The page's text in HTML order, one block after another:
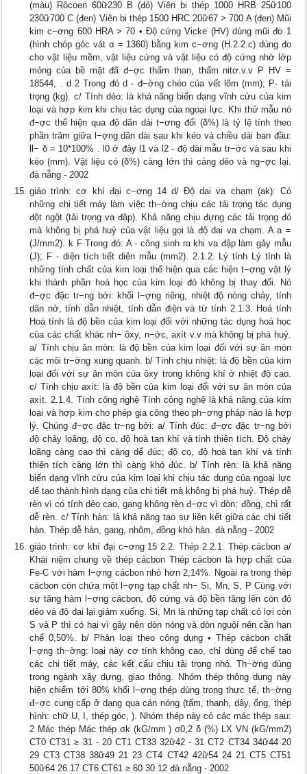
(màu) Rôcoen 60ữ230 B (đỏ) Viên bi thép 1000 HRB 25ữ100
230ữ700 C (đen) Viên bi thép 1500 HRC 20ữ67 > 700 A (đen) Mũi
kim c−ơng 600 HRA > 70 • Độ cứng Vicke (HV) dùng mũi đo 1
(hình chóp góc vát α = 1360) bằng kim c−ơng (H.2.2.c) dùng đo
cho vật liệu mềm, vật liệu cứng và vật liệu có độ cứng nhờ lớp
mỏng của bề mặt đã đ−ợc thấm than, thấm nitơ.v.v P HV =
18544, . d 2 Trong đó d - đ−ờng chéo của vết lõm (mm); P- tải
trọng (kg). c/ Tính dẻo: là khả năng biến dạng vĩnh cửu của kim
loại và hợp kim khi chịu tác dụng của ngoại lực. Khi thử mẫu nó
đ−ợc thể hiện qua độ dãn dài t−ơng đối (δ%) là tỷ lệ tính theo
phần trăm giữa l−ợng dãn dài sau khi kéo và chiều dài ban đầu:
ll− δ = 10*100% . l0 ở đây l1 và l2 - độ dài mẫu tr−ớc và sau khi
kéo (mm). Vật liệu có (δ%) càng lớn thì càng dẻo và ng−ợc lại.
đà nẵng - 2002
giáo trình: cơ khí đại c−ơng 14 d/ Độ dai va chạm (ak): Có
những chi tiết máy làm việc th−ờng chịu các tải trọng tác dụng
đột ngột (tải trọng va đập). Khả năng chịu đựng các tải trọng đó
mà không bị phá huỷ của vật liệu gọi là độ dai va chạm. A a =
(J/mm2). k F Trong đó: A - công sinh ra khi va đập làm gảy mẫu
(J); F - diện tích tiết diện mẫu (mm2). 2.1.2. Lý tính Lý tính là
những tính chất của kim loại thể hiện qua các hiện t−ợng vật lý
khi thành phần hoá học của kim loại đó không bị thay đổi. Nó
đ−ợc đặc tr−ng bởi: khối l−ợng riêng, nhiệt độ nóng chảy, tính
dãn nở, tính dẫn nhiệt, tính dẫn điện và từ tính 2.1.3. Hoá tính
Hoá tính là độ bền của kim loại đối với những tác dụng hoá học
của các chất khác nh− ôxy, n−ớc, axít v.v mà không bị phá huỷ.
a/ Tính chịu ăn mòn: là độ bền của kim loại đối với sự ăn mòn
các môi tr−ờng xung quanh. b/ Tính chịu nhiệt: là độ bền của kim
loại đối với sự ăn mòn của ôxy trong không khí ở nhiệt độ cao.
c/ Tính chịu axít: là độ bền của kim loại đối với sự ăn mòn của
axít. 2.1.4. Tính công nghệ Tính công nghệ là khả năng của kim
loại và hợp kim cho phép gia công theo ph−ơng pháp nào là hợp
lý. Chúng đ−ợc đặc tr−ng bởi: a/ Tính đúc: đ−ợc đặc tr−ng bởi
độ chảy loãng, độ co, độ hoà tan khí và tính thiên tích. Độ chảy
loãng càng cao thì càng dể đúc; độ co, độ hoà tan khí và tính
thiên tích càng lớn thì càng khó đúc. b/ Tính rèn: là khả năng
biến dạng vĩnh cửu của kim loại khi chịu tác dụng của ngoại lực
để tạo thành hình dạng của chi tiết mà không bị phá huỷ. Thép dễ
rèn vì có tính dẻo cao, gang không rèn đ−ợc vì dòn; đồng, chì rất
dễ rèn. c/ Tính hàn: là khả năng tạo sự liên kết giữa các chi tiết
hàn. Thép dễ hàn, gang, nhôm, đồng khó hàn. đà nẵng - 2002
giáo trình: cơ khí đại c−ơng 15 2.2. Thép 2.2.1. Thép cácbon a/
Khái niệm chung về thép cácbon Thép cácbon là hợp chất của
Fe-C với hàm l−ợng cácbon nhỏ hơn 2,14%. Ngoài ra trong thép
cácbon còn chứa một l−ợng tạp chất nh− Si, Mn, S, P Cùng với
sự tăng hàm l−ợng cácbon, độ cứng và độ bền tăng lên còn độ
dẻo và độ dai lại giảm xuống. Si, Mn là những tạp chất có lợi còn
S và P thì có hại vì gây nên dòn nóng và dòn nguội nên cần hạn
chế 0,50%. b/ Phân loại theo công dụng • Thép cácbon chất
l−ợng th−ờng: loại này cơ tính không cao, chỉ dùng để chế tạo
các chi tiết máy, các kết cấu chịu tải trọng nhỏ. Th−ờng dùng
trong ngành xây dựng, giao thông. Nhóm thép thông dụng này
hiện chiếm tới 80% khối l−ợng thép dùng trong thực tế, th−ờng
đ−ợc cung cấp ở dạng qua cán nóng (tấm, thanh, dây, ống, thép
hình: chữ U, I, thép góc, ). Nhóm thép này có các mác thép sau:
2 Mác thép Mác thép σk (kG/mm ) σ0,2 δ (%) LX VN (kG/mm2)
CT0 CT31 ≥ 31 - 20 CT1 CT33 32ữ42 - 31 CT2 CT34 34ữ44 20
29 CT3 CT38 38ữ49 21 23 CT4 CT42 42ữ54 24 21 CT5 CT51
50ữ64 26 17 CT6 CT61 ≥ 60 30 12 đà nẵng - 2002